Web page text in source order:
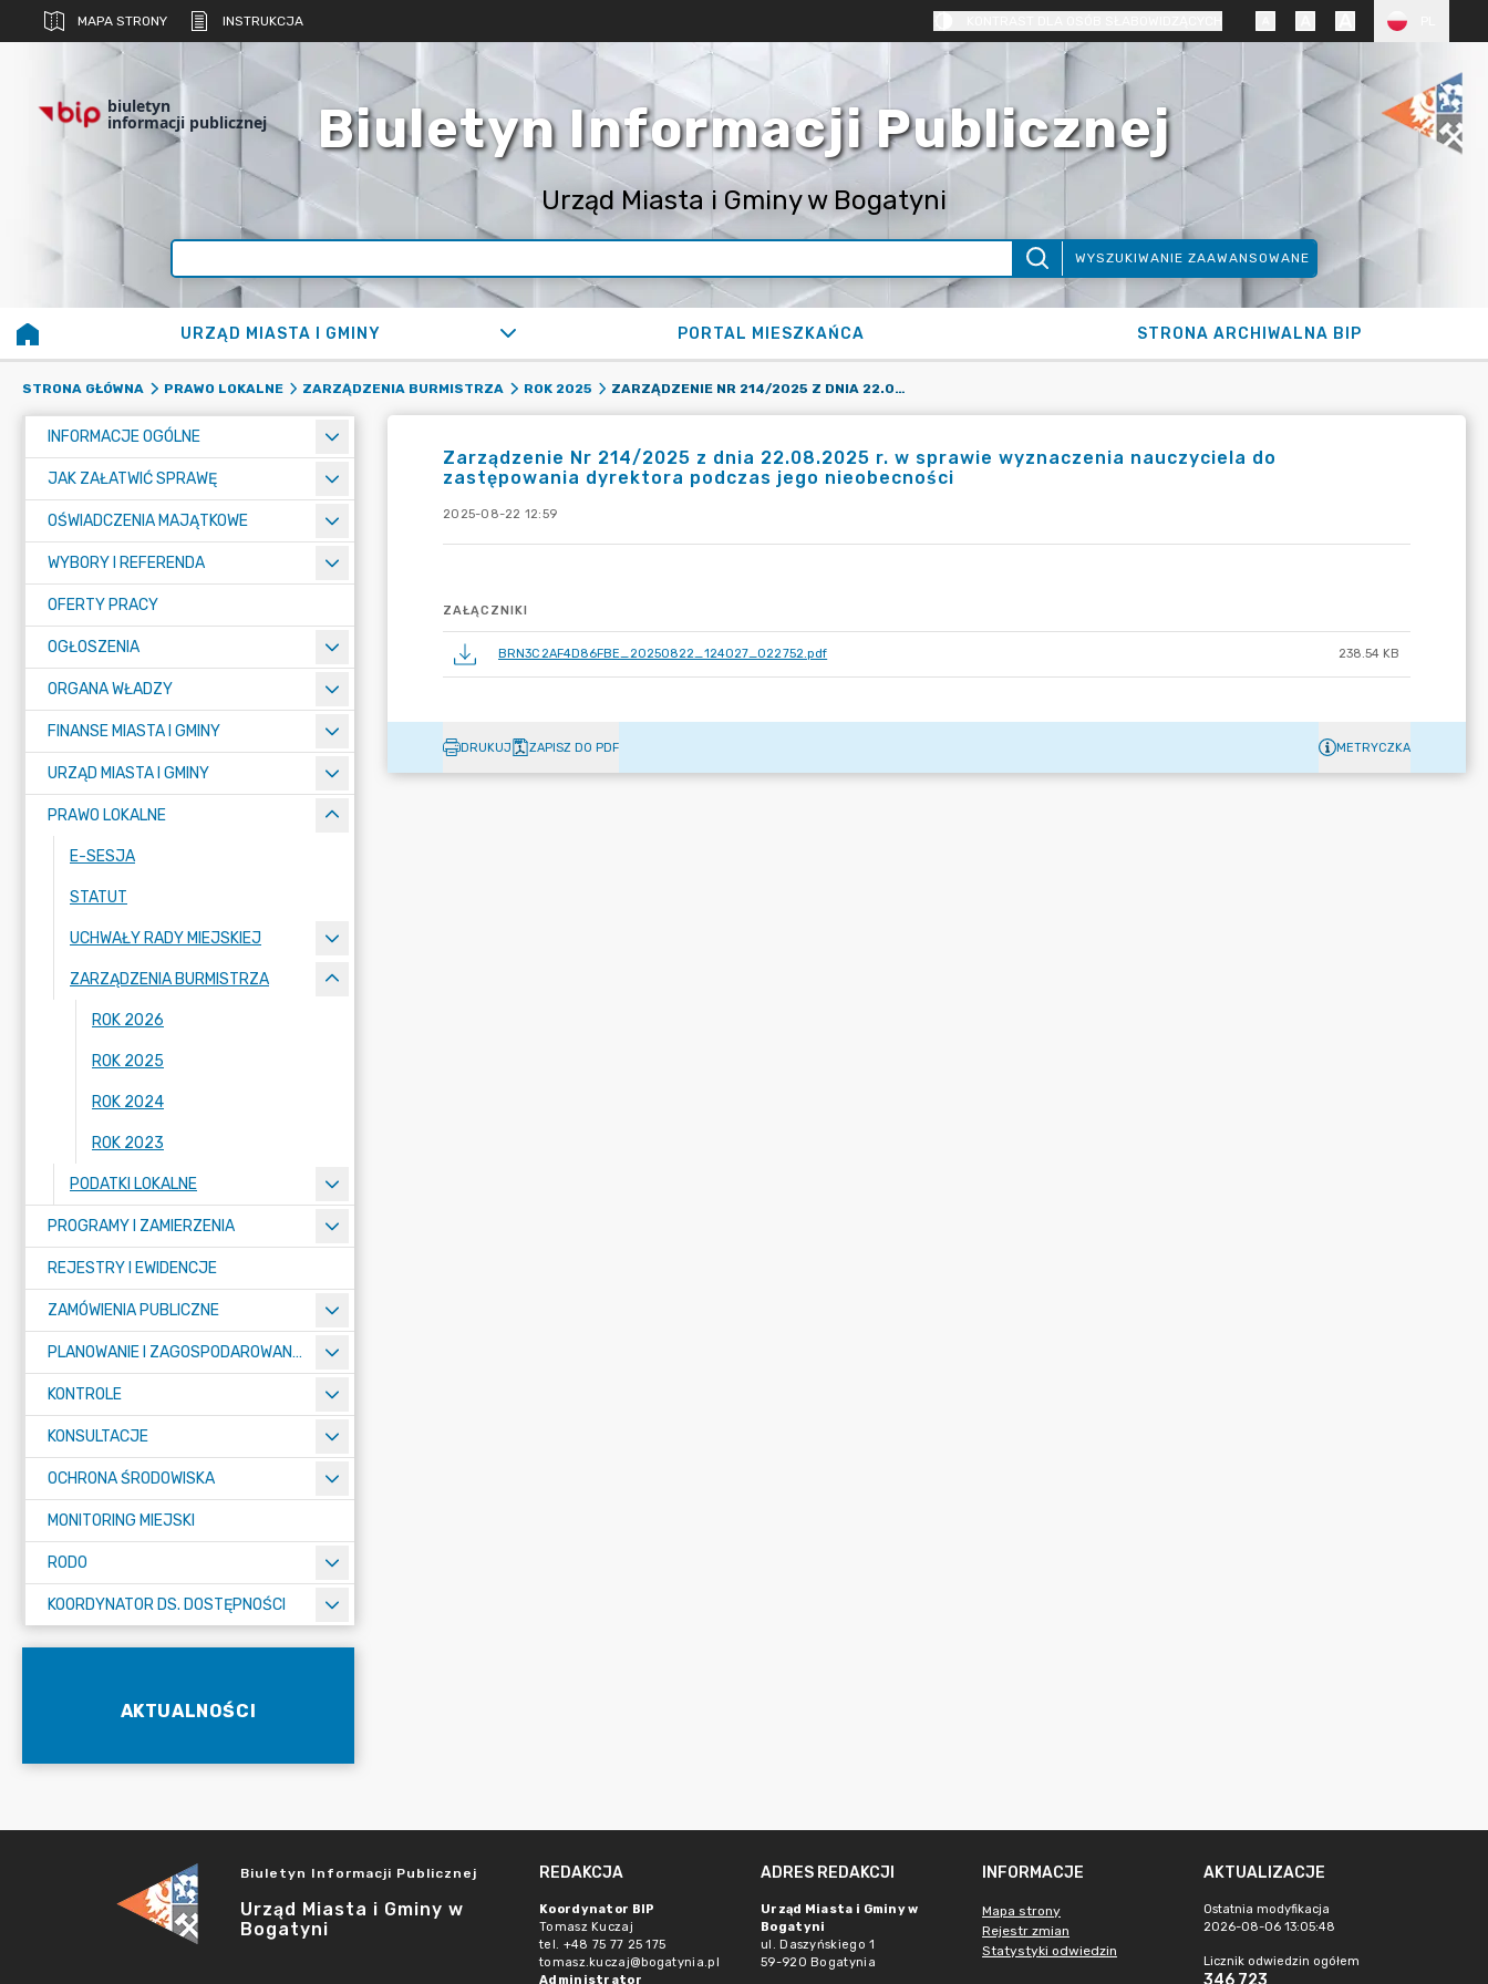
MAPA STRONY INSTRUKCJA
biuletyn
informacji publicznej Biuletyn Informacji Publicznej
Urząd Miasta i Gminy w Bogatyni
WYSZUKIWANIE ZAAWANSOWANE
URZĄD MIASTA I GMINY PORTAL MIESZKAŃCA STRONA ARCHIWALNA BIP
STRONA GŁÓWNA PRAWO LOKALNE ZARZĄDZENIA BURMISTRZA ROK 2025 ZARZĄDZENIE NR 214/2025 Z DNIA 22.08.2025 R. W SPRAWIE WYZNACZENIA NAUCZYCIELA DO ZASTĘPOWANIA DYREKTORA PODCZAS JEGO NIEOBECNOŚCI
INFORMACJE OGÓLNE
JAK ZAŁATWIĆ SPRAWĘ
OŚWIADCZENIA MAJĄTKOWE
WYBORY I REFERENDA
OFERTY PRACY
OGŁOSZENIA
ORGANA WŁADZY
FINANSE MIASTA I GMINY
URZĄD MIASTA I GMINY
PRAWO LOKALNE
E-SESJA
STATUT
UCHWAŁY RADY MIEJSKIEJ
ZARZĄDZENIA BURMISTRZA
ROK 2026
ROK 2025
ROK 2024
ROK 2023
PODATKI LOKALNE
PROGRAMY I ZAMIERZENIA
REJESTRY I EWIDENCJE
ZAMÓWIENIA PUBLICZNE
PLANOWANIE I ZAGOSPODAROWANIE PRZESTRZENNE
KONTROLE
KONSULTACJE
OCHRONA ŚRODOWISKA
MONITORING MIEJSKI
RODO
KOORDYNATOR DS. DOSTĘPNOŚCI
AKTUALNOŚCI
Zarządzenie Nr 214/2025 z dnia 22.08.2025 r. w sprawie wyznaczenia nauczyciela do
zastępowania dyrektora podczas jego nieobecności
2025-08-22 12:59
ZAŁĄCZNIKI
BRN3C2AF4D86FBE_20250822_124027_022752.pdf 238.54 KB
DRUKUJ ZAPISZ DO PDF METRYCZKA
Biuletyn Informacji Publicznej
Urząd Miasta i Gminy w
Bogatyni
REDAKCJA
Koordynator BIP
Tomasz Kuczaj
tel. +48 75 77 25 175
tomasz.kuczaj@bogatynia.pl
Administrator
ADRES REDAKCJI
Urząd Miasta i Gminy w
Bogatyni
ul. Daszyńskiego 1
59-920 Bogatynia
INFORMACJE
Mapa strony
Rejestr zmian
Statystyki odwiedzin
AKTUALIZACJE
Ostatnia modyfikacja
2026-08-06 13:05:48
Licznik odwiedzin ogółem
346 723